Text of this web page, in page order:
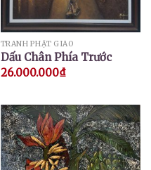
TRANH PHẬT GIÁO
Dấu Chân Phía Trước
26.000.000₫